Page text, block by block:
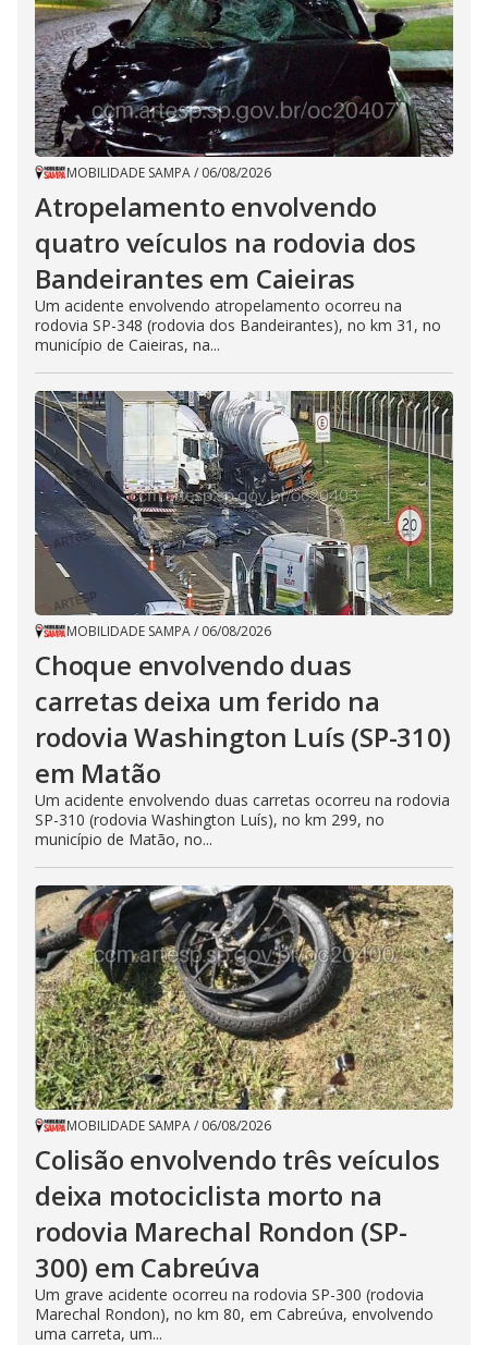
MOBILIDADE SAMPA/ 06/08/2026
Atropelamento envolvendo
quatro veículos na rodovia dos
Bandeirantes em Caieiras
Um acidente envolvendo atropelamento ocorreu na
rodovia SP-348 (rodovia dos Bandeirantes), no km 31, no
município de Caieiras, na...
MOBILIDADE SAMPA/ 06/08/2026
Choque envolvendo duas
carretas deixa um ferido na
rodovia Washington Luís (SP-310)
em Matão
Um acidente envolvendo duas carretas ocorreu na rodovia
SP-310 (rodovia Washington Luís), no km 299, no
município de Matão, no...
MOBILIDADE SAMPA/ 06/08/2026
Colisão envolvendo três veículos
deixa motociclista morto na
rodovia Marechal Rondon (SP-
300) em Cabreúva
Um grave acidente ocorreu na rodovia SP-300 (rodovia
Marechal Rondon), no km 80, em Cabreúva, envolvendo
uma carreta, um...